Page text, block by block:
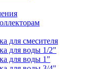
для смесителя
для воды 1/2"
для воды 1"